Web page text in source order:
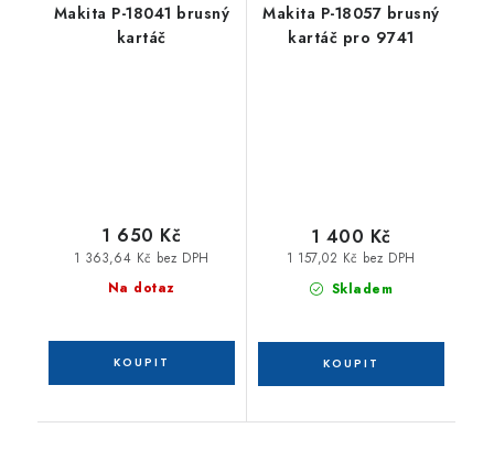
Makita P-18041 brusný
kartáč
Na dotaz
1 363,64 Kč bez DPH
1 650 Kč
Makita P-18057 brusný
kartáč pro 9741
Skladem
1 157,02 Kč bez DPH
1 400 Kč